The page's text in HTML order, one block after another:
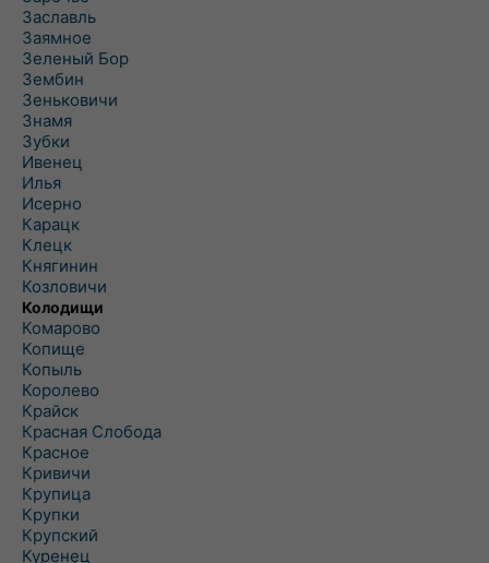
Заславль
Заямное
Зеленый Бор
Зембин
Зеньковичи
Знамя
Зубки
Ивенец
Илья
Исерно
Карацк
Клецк
Княгинин
Козловичи
Колодищи
Комарово
Копище
Копыль
Королево
Крайск
Красная Слобода
Красное
Кривичи
Крупица
Крупки
Крупский
Куренец